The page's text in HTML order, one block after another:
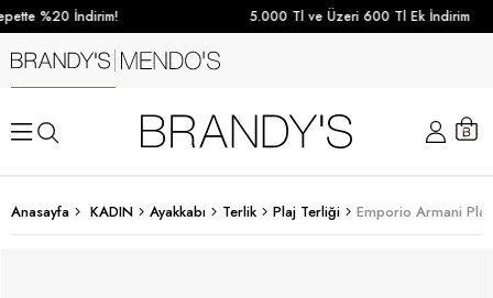
%20 İndirim! 5.000 Tl ve Üzeri 600 Tl Ek İndirim
Anasayfa KADIN Ayakkabı Terlik Plaj Terliği Emporio Armani